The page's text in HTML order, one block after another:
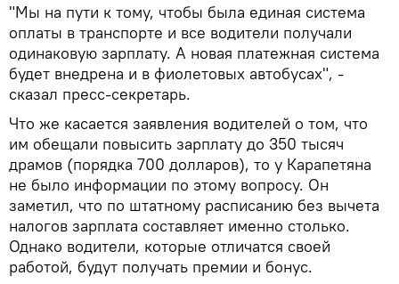
"Мы на пути к тому, чтобы была единая система
оплаты в транспорте и все водители получали
одинаковую зарплату. А новая платежная система
будет внедрена и в фиолетовых автобусах", -
сказал пресс-секретарь.
Что же касается заявления водителей о том, что
им обещали повысить зарплату до 350 тысяч
драмов (порядка 700 долларов), то у Карапетяна
не было информации по этому вопросу. Он
заметил, что по штатному расписанию без вычета
налогов зарплата составляет именно столько.
Однако водители, которые отличатся своей
работой, будут получать премии и бонус.